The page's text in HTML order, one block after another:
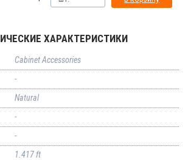
ХАРАКТЕРИСТИКИ
Cabinet Accessories
-
Natural
-
-
1.417 ft